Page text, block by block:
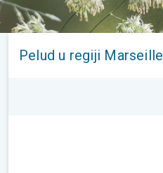
Pelud u regiji Marseille